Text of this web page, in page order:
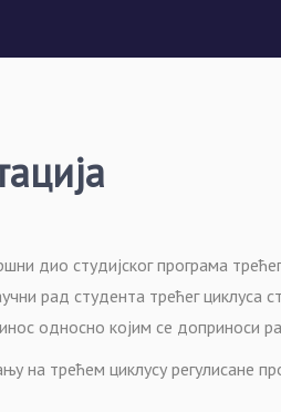
дио студијског програма
рад студента трећег циклуса
односно којим се доприноси
на трећем циклусу регулисане